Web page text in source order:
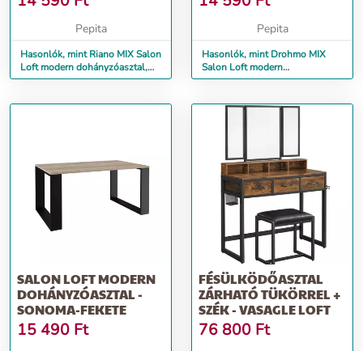
Pepita
Hasonlók, mint Riano MIX Salon
Loft modern dohányzóasztal,
tölgy-fekete
Pepita
Hasonlók, mint Drohmo MIX
Salon Loft modern
dohányzóasztal, fehér-fekete
SALON LOFT MODERN
DOHÁNYZÓASZTAL -
SONOMA-FEKETE
15 490 Ft
FÉSÜLKÖDŐASZTAL
ZÁRHATÓ TÜKÖRREL +
SZÉK - VASAGLE LOFT
76 800 Ft